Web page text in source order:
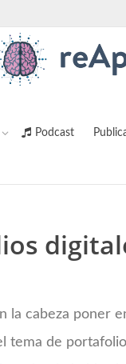
Podcast
la cabeza poner
tema de